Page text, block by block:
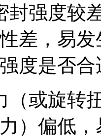
封强度
差，易
度是否合
（或旋
力）偏低